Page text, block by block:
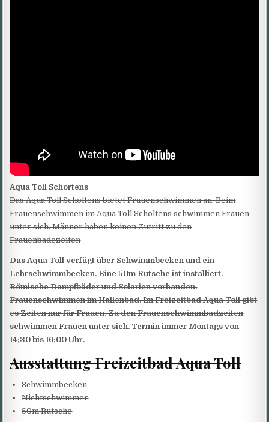
Aqua Toll Schortens
Das Aqua Toll Scholtens bietet Frauenschwimmen an. Beim
Frauenschwimmen im Aqua Toll Scholtens schwimmen Frauen
unter sich. Männer haben keinen Zutritt zu den
Frauenbadezeiten
DasAqua Tollverfügt über Schwimmbecken und ein
Lehrschwimmbecken. Eine 50m Rutsche ist installiert.
Römische Dampfbäder und Solarien vorhanden.
Frauenschwimmen im Hallenbad. Im Freizeitbad Aqua Toll gibt
es Zeiten nur für Frauen. Zu den Frauenschwimmbadzeiten
schwimmen Frauen unter sich. Termin immer Montags von
14;30 bis 16:00 Uhr.
Ausstattung Freizeitbad Aqua Toll
Schwimmbecken
Nichtschwimmer
50m Rutsche